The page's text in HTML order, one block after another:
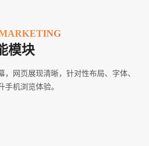
模块
，网页展现清晰，针对性布局、字体、
手机浏览体验。